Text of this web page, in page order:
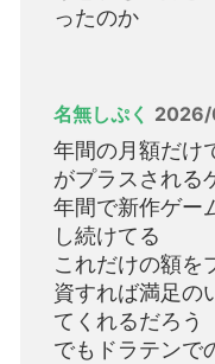
ったのか
名無しぷく
年間の月額だけ
がプラスされる
年間で新作ゲー
し続けてる
これだけの額を
資すれば満足の
てくれるだろう
でもドラテンで